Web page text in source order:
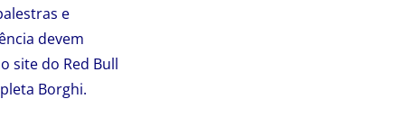
e
devem
site do Red Bull
Borghi.